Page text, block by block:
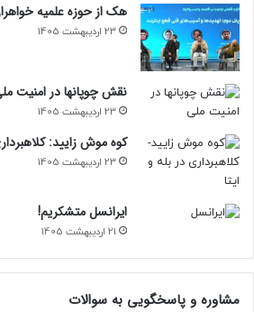
هک از حوزه علمیه
23 اردیبهشت 1405
نقش چوپانها در امنیت
23 اردیبهشت 1405
کوه موش زایید:
23 اردیبهشت 1405
ایرانسل متشکریم!
21 اردیبهشت 1405
مشاوره و پاسخگویی به سوالات